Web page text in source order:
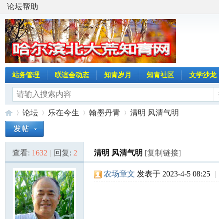
论坛帮助
站务管理 联谊会动态 知青岁月 知青社区 文学沙龙
哈»
论坛
›
乐在今生 翰墨丹青
›
清明 风清气明
查看: 1632 | 回复: 2 清明 风清气明 [复制链接]
农场章文 发表于 2023-4-5 08:25 |